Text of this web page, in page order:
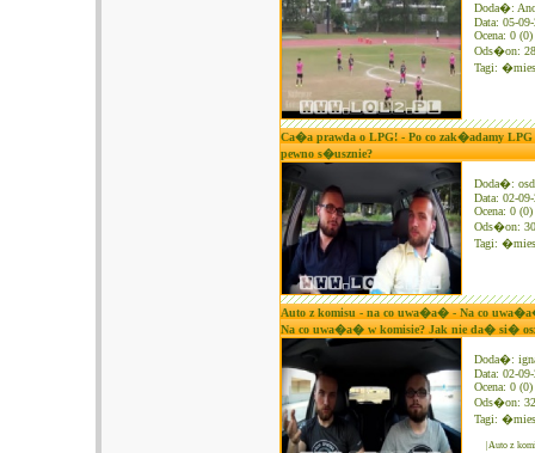
Doda�:
Data: 05-
Ocena: 0 (0)
Ods�on:
Tagi:
Ca�a prawda o LPG! - Po co zak�adamy
pewno s�usznie?
Doda�:
Data: 02-
Ocena: 0 (0)
Ods�on:
Tagi:
Auto z komisu - na co uwa�a� - Na co
Na co uwa�a� w komisie? Jak nie da� si�
Doda�:
Data: 02-
Ocena: 0 (0)
Ods�on:
Tagi:
|Auto z